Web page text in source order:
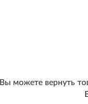
Вы можете вернуть